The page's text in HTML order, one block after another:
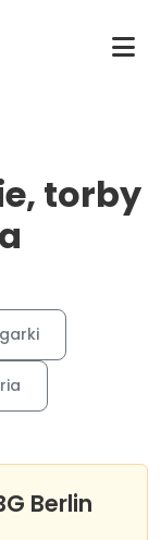
torby
Berlin